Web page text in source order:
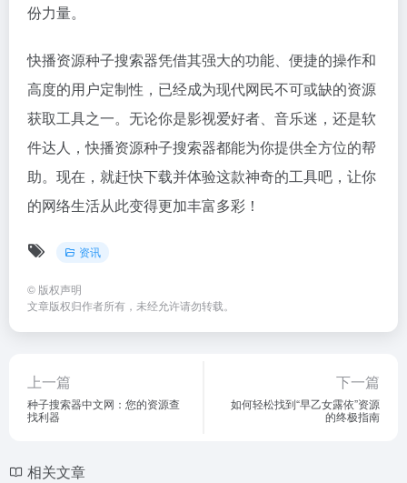
份力量。
快播资源种子搜索器凭借其强大的功能、便捷的操作和
高度的用户定制性，已经成为现代网民不可或缺的资源
获取工具之一。无论你是影视爱好者、音乐迷，还是软
件达人，快播资源种子搜索器都能为你提供全方位的帮
助。现在，就赶快下载并体验这款神奇的工具吧，让你
的网络生活从此变得更加丰富多彩！
资讯
© 版权声明
文章版权归作者所有，未经允许请勿转载。
上一篇
种子搜索器中文网：您的资源查
找利器
下一篇
如何轻松找到“早乙女露依”资源
的终极指南
相关文章